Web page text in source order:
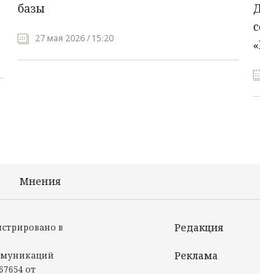
базы
27 мая 2026 / 15:20
Мнения
в
от
Редакция
Реклама